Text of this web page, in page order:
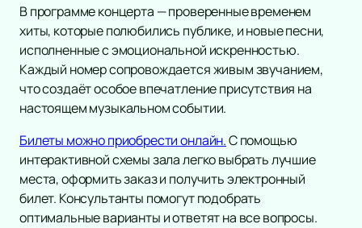
Шоу
Хор
Инструментальная музыка
Инди
Танцевальное шоу
Шансон
Новогодние концерты
Гала-концерт
Литературные чтения
Ледовое шоу
Вечеринка
Танцевальный спектакль
Пластический спектакль
Трагедия
Рок-опера
Мелодрама
Экспериментальный театр
Иммерсивный спектакль
Детектив
В программе концерта — проверенные временем
хиты, которые полюбились публике, и новые песни,
исполненные с эмоциональной искренностью.
Каждый номер сопровождается живым звучанием,
что создаёт особое впечатление присутствия на
настоящем музыкальном событии.
Билеты можно приобрести онлайн.С помощью
интерактивной схемы зала легко выбрать лучшие
места, оформить заказ и получить электронный
билет. Консультанты помогут подобрать
оптимальные варианты и ответят на все вопросы.